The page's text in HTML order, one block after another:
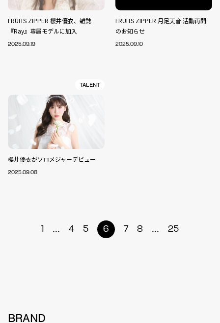
FRUITS ZIPPER 櫻井優衣、雑誌
『Ray』専属モデルに加入
2025.09.19
FRUITS ZIPPER 月足天音 活動再開
のお知らせ
2025.09.10
TALENT
櫻井優衣がソロメジャーデビュー
2025.09.08
1 ... 4 5 6 7 8 ... 25
BRAND